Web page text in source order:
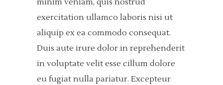
minim veniam, quis nostrud
exercitation ullamco laboris nisi ut
aliquip ex ea commodo consequat.
Duis aute irure dolor in reprehenderit
in voluptate velit esse cillum dolore
eu fugiat nulla pariatur. Excepteur